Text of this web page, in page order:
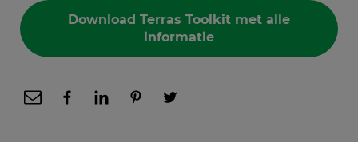
Download Terras Toolkit met alle
informatie